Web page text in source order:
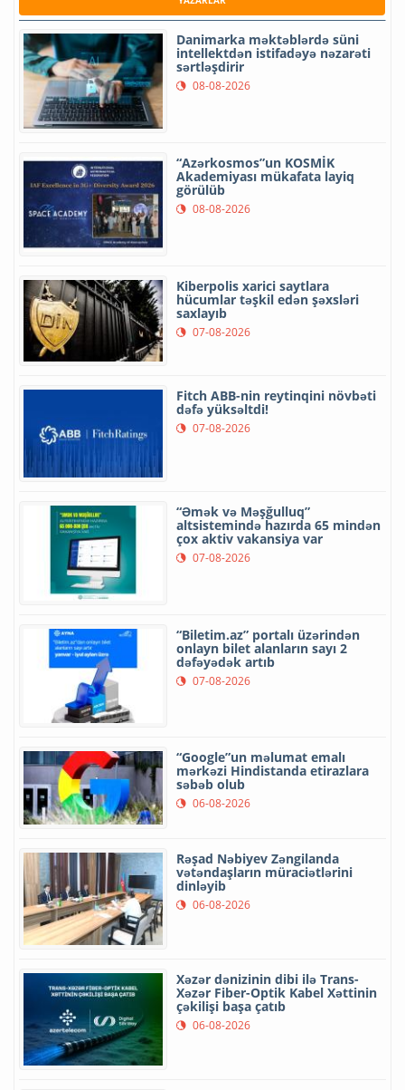
Danimarka məktəblərdə süni
intellektdən istifadəyə nəzarəti
sərtləşdirir
08-08-2026
“Azərkosmos”un KOSMİK
Akademiyası mükafata layiq
görülüb
08-08-2026
Kiberpolis xarici saytlara
hücumlar təşkil edən şəxsləri
saxlayıb
07-08-2026
Fitch ABB-nin reytinqini növbəti
dəfə yüksəltdi!
07-08-2026
“Əmək və Məşğulluq”
altsistemində hazırda 65 mindən
çox aktiv vakansiya var
07-08-2026
“Biletim.az” portalı üzərindən
onlayn bilet alanların sayı 2
dəfəyədək artıb
07-08-2026
“Google”un məlumat emalı
mərkəzi Hindistanda etirazlara
səbəb olub
06-08-2026
Rəşad Nəbiyev Zəngilanda
vətəndaşların müraciətlərini
dinləyib
06-08-2026
Xəzər dənizinin dibi ilə Trans-
Xəzər Fiber-Optik Kabel Xəttinin
çəkilişi başa çatıb
06-08-2026